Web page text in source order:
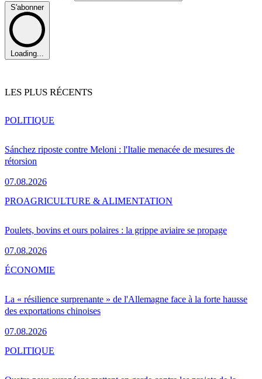
S'abonner
Loading...
LES PLUS RÉCENTS
Sánchez riposte contre Meloni : l'Italie menacée de mesures de
rétorsion
07.08.2026
POLITIQUE
Poulets, bovins et ours polaires : la grippe aviaire se propage
07.08.2026
PROAGRICULTURE & ALIMENTATION
La « résilience surprenante » de l'Allemagne face à la forte hausse
des exportations chinoises
07.08.2026
ÉCONOMIE
POLITIQUE